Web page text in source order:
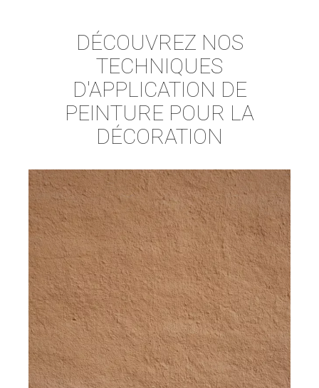
DÉCOUVREZ NOS
TECHNIQUES
D'APPLICATION DE
PEINTURE POUR LA
DÉCORATION